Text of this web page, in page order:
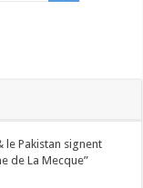
le Pakistan signent
de La Mecque”